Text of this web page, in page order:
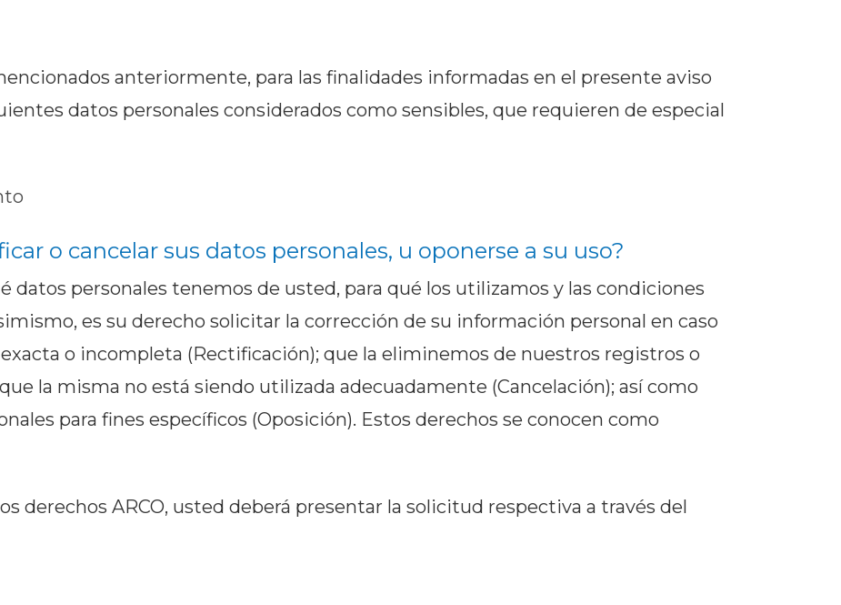
anteriormente, para las finalidades informadas en el presente aviso
datos personales considerados como sensibles, que requieren de especial
o cancelar sus datos personales, u oponerse a su uso?
datos personales tenemos de usted, para qué los utilizamos y las condiciones
es su derecho solicitar la corrección de su información personal en caso
o incompleta (Rectificación); que la eliminemos de nuestros registros o
la misma no está siendo utilizada adecuadamente (Cancelación); así como
para fines específicos (Oposición). Estos derechos se conocen como
derechos ARCO, usted deberá presentar la solicitud respectiva a través del